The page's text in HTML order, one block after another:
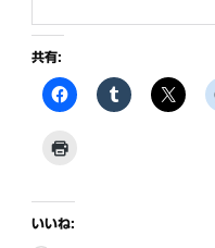
共有:
いいね: